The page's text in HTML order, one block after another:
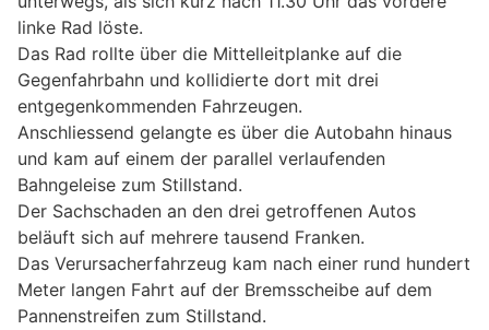
linke Rad löste.
Das Rad rollte über die Mittelleitplanke auf die
Gegenfahrbahn und kollidierte dort mit drei
entgegenkommenden Fahrzeugen.
Anschliessend gelangte es über die Autobahn hinaus
und kam auf einem der parallel verlaufenden
Bahngeleise zum Stillstand.
Der Sachschaden an den drei getroffenen Autos
beläuft sich auf mehrere tausend Franken.
Das Verursacherfahrzeug kam nach einer rund hundert
Meter langen Fahrt auf der Bremsscheibe auf dem
Pannenstreifen zum Stillstand.